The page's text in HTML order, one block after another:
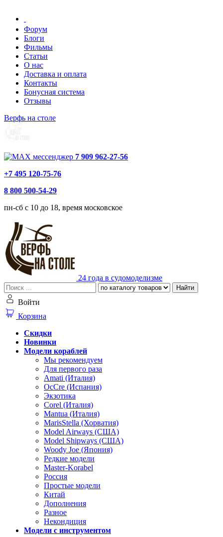
Форум
Блоги
Фильмы
Статьи
О нас
Доставка и оплата
Контакты
Бонусная система
Отзывы
Верфь на столе
7 909 962-27-56
+7 495 120-75-76
8 800 500-54-29
пн-сб с 10 до 18, время московское
24 года в судомоделизме
Найти
Войти
Корзина
Скидки
Новинки
Модели кораблей
Мы рекомендуем
Для первого раза
Amati (Италия)
OcCre (Испания)
Экзотика
Corel (Италия)
Mantua (Италия)
MarisStella (Хорватия)
Model Airways (США)
Model Shipways (США)
Woody Joe (Япония)
Редкие модели
Master-Korabel
Россия
Простые модели
Китай
Дополнения
Разное
Некондиция
Модели с инструментом